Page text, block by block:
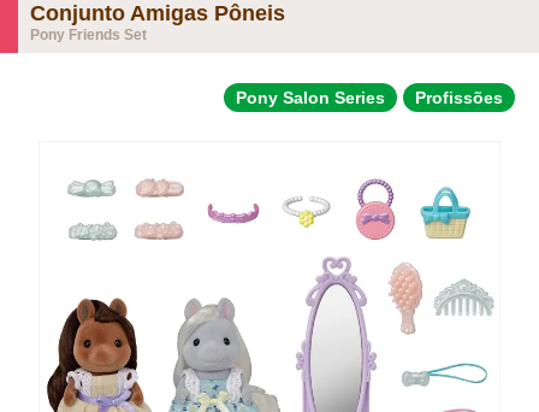
Conjunto Amigas Pôneis
Pony Friends Set
Pony Salon Series Profissões